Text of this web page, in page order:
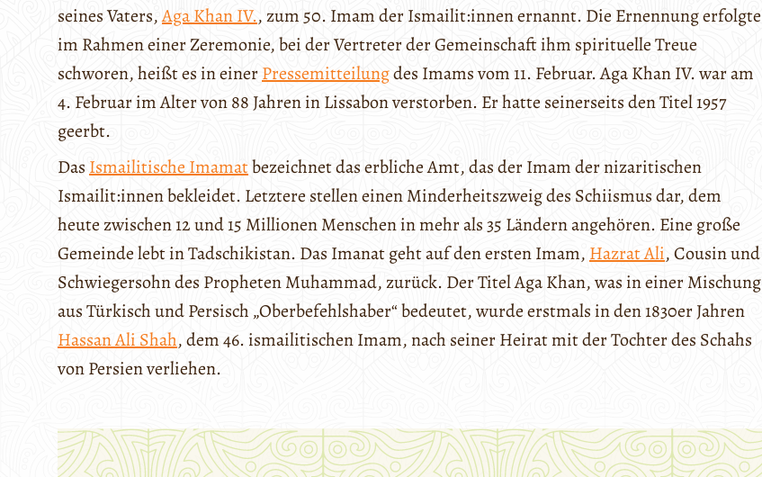
seines Vaters,Aga Khan IV., zum 50. Imam der Ismailit:innen ernannt. Die Ernennung erfolgte
im Rahmen einer Zeremonie, bei der Vertreter der Gemeinschaft ihm spirituelle Treue
schworen, heißt es in einerPressemitteilungdes Imams vom 11. Februar. Aga Khan IV. war am
4. Februar im Alter von 88 Jahren in Lissabon verstorben. Er hatte seinerseits den Titel 1957
geerbt.
Das Ismailitische Imamatbezeichnet das erbliche Amt, das der Imam der nizaritischen
Ismailit:innen bekleidet. Letztere stellen einen Minderheitszweig des Schiismus dar, dem
heute zwischen 12 und 15 Millionen Menschen in mehr als 35 Ländern angehören. Eine große
Gemeinde lebt in Tadschikistan. Das Imanat geht auf den ersten Imam, Hazrat Ali, Cousin und
Schwiegersohn des Propheten Muhammad, zurück. Der Titel Aga Khan, was in einer Mischung
aus Türkisch und Persisch „Oberbefehlshaber“ bedeutet, wurde erstmals in den 1830er Jahren
Hassan Ali Shah, dem 46. ismailitischen Imam, nach seiner Heirat mit der Tochter des Schahs
von Persien verliehen.